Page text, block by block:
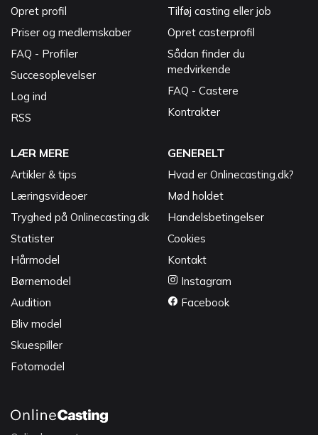
Opret profil
Priser og medlemskaber
FAQ - Profiler
Succesoplevelser
Log ind
RSS
Tilføj casting eller job
Opret casterprofil
Sådan finder du
medvirkende
FAQ - Castere
Kontrakter
LÆR MERE
Artikler & tips
Læringsvideoer
Tryghed på Onlinecasting.dk
Statister
Hårmodel
Børnemodel
Audition
Bliv model
Skuespiller
Fotomodel
GENERELT
Hvad er Onlinecasting.dk?
Mød holdet
Handelsbetingelser
Cookies
Kontakt
Instagram
Facebook